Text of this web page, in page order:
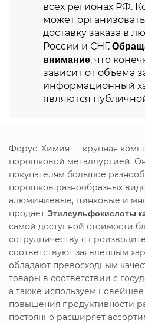
всех регионах РФ.
может
доставку заказа в
России и СНГ.
внимание, что
зависит от объема
информационный
являются
Ферус. Химия — крупная
порошковой металлургией.
покупателям большое
порошков разнообразных
алюминиевые, цинковые и
продает Этилсульфокислоты
самой доступной стоимости
сотрудничеству с
соответствуют заявленным
обладают превосходным
товары в соответствии с
а также используем
повышения продуктивности
постоянно расширяет